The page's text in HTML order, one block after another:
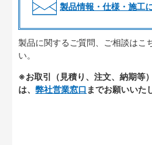
製品情報・仕様・施工
製品に関するご質問、ご相談はこ
い。
※お取引（見積り、注文、納期等
は、 弊社営業窓口 までお願いいた